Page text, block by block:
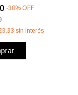
-30% OFF
sin interés